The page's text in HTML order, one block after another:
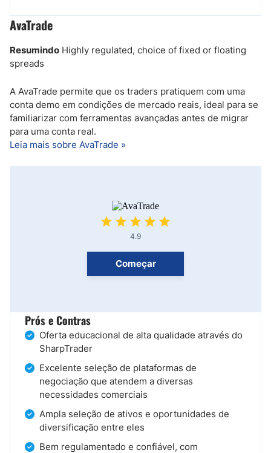
AvaTrade
Resumindo Highly regulated, choice of fixed or floating
spreads
A AvaTrade permite que os traders pratiquem com uma
conta demo em condições de mercado reais, ideal para se
familiarizar com ferramentas avançadas antes de migrar
para uma conta real.
Leia mais sobre AvaTrade »
4.9
Começar
Prós e Contras
Oferta educacional de alta qualidade através do
SharpTrader
Excelente seleção de plataformas de
negociação que atendem a diversas
necessidades comerciais
Ampla seleção de ativos e oportunidades de
diversificação entre eles
Bem regulamentado e confiável, com